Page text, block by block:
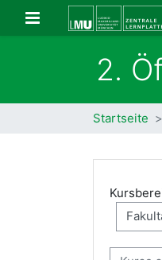
Zum Hauptinhalt
Website-
2.
Startseite